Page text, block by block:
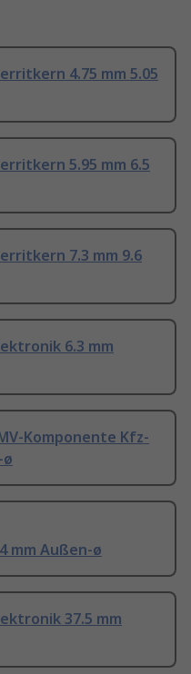
4.75 mm 5.05
5.95 mm 6.5
7.3 mm 9.6
6.3 mm
Komponente Kfz-
mm Außen-ø
37.5 mm